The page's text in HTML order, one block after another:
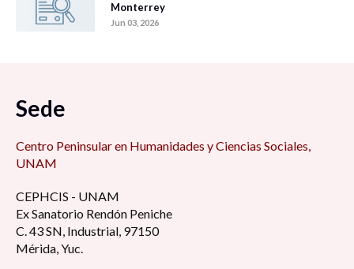
Monterrey
Jun 03, 2026
Sede
Centro Peninsular en Humanidades y Ciencias Sociales,
UNAM
CEPHCIS - UNAM
Ex Sanatorio Rendón Peniche
C. 43 SN, Industrial, 97150
Mérida, Yuc.